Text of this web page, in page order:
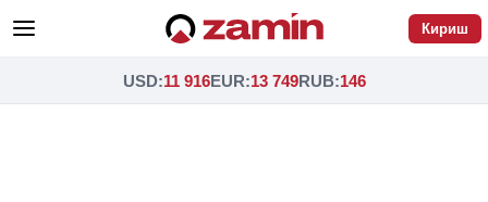
Кириш
USD:11 916EUR:13 749RUB:146